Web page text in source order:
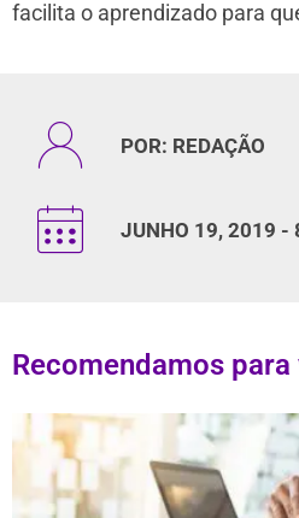
facilita o aprendizado para
POR: REDAÇÃO
JUNHO 19, 2019 -
Recomendamos para